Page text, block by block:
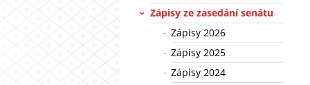
Zápisy ze zasedání senátu
Zápisy 2026
Zápisy 2025
Zápisy 2024